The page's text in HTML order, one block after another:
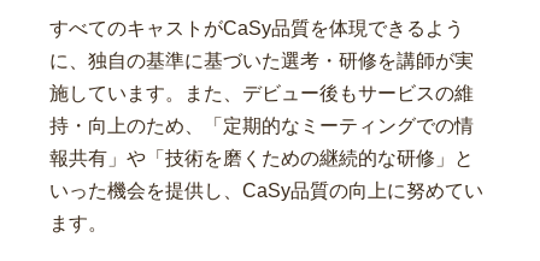
すべてのキャストがCaSy品質を体現できるよう
に、独自の基準に基づいた選考・研修を講師が実
施しています。また、デビュー後もサービスの維
持・向上のため、「定期的なミーティングでの情
報共有」や「技術を磨くための継続的な研修」と
いった機会を提供し、CaSy品質の向上に努めてい
ます。